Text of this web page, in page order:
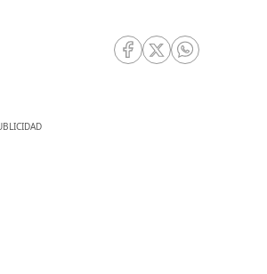
RRSS Facebook
RRSS Twitter
RRSS